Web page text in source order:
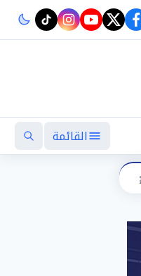
facebook
twitter
youtube
instagram
tiktok
القائمة